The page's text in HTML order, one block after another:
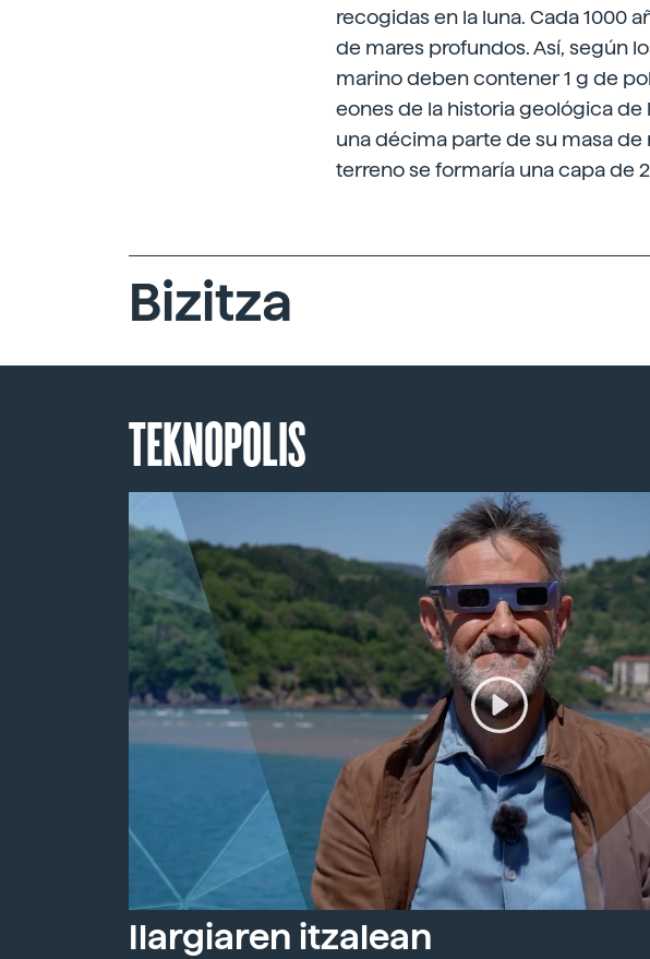
recogidas en la luna. Cada 1000
de mares profundos. Así, según
marino deben contener 1 g de
eones de la historia geológica de
una décima parte de su masa
terreno se formaría una capa de
Bizitza
TEKNOPOLIS
Ilargiaren itzalean